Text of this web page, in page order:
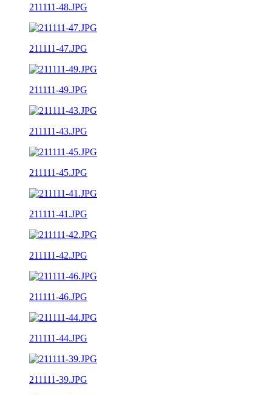
211111-48.JPG
211111-47.JPG
211111-49.JPG
211111-43.JPG
211111-45.JPG
211111-41.JPG
211111-42.JPG
211111-46.JPG
211111-44.JPG
211111-39.JPG